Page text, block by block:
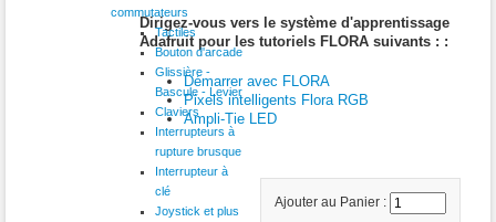
commutateurs
Tactiles
Bouton d'arcade
Glissière -
Bascule - Levier
Claviers
Interrupteurs à
rupture brusque
Interrupteur à
clé
Joystick et plus
Dirigez-vous vers le système d'apprentissage
Adafruit pour les tutoriels FLORA suivants : :
Démarrer avec FLORA
Pixels intelligents Flora RGB
Ampli-Tie LED
Ajouter au Panier :